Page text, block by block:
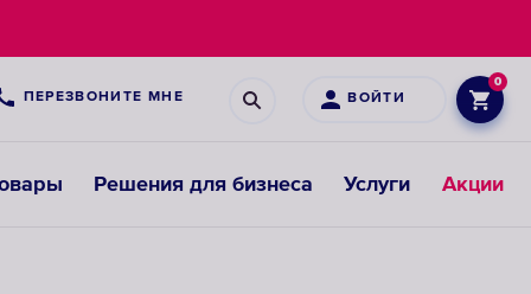
ПЕРЕЗВОНИТЕ МНЕ ВОЙТИ
0
Решения для бизнеса Услуги Акции